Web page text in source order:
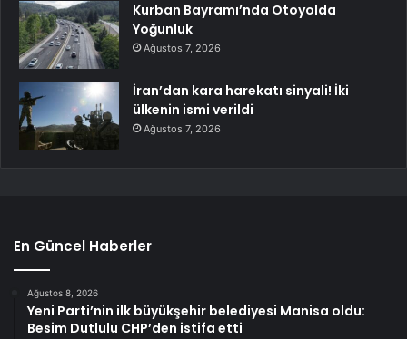
Kurban Bayramı’nda Otoyolda
Yoğunluk
Ağustos 7, 2026
İran’dan kara harekatı sinyali! İki
ülkenin ismi verildi
Ağustos 7, 2026
En Güncel Haberler
Ağustos 8, 2026
Yeni Parti’nin ilk büyükşehir belediyesi Manisa oldu:
Besim Dutlulu CHP’den istifa etti